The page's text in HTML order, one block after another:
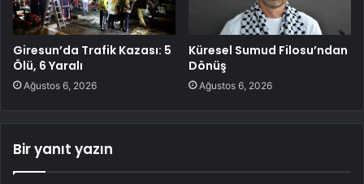
Giresun’da Trafik Kazası: 5
Ölü, 6 Yaralı
Ağustos 6, 2026
Küresel Sumud Filosu’ndan
Dönüş
Ağustos 6, 2026
Bir yanıt yazın